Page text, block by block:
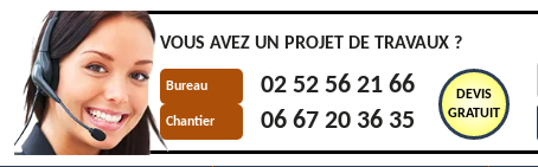
VOUS AVEZ UN PROJET DE TRAVAUX ?
Bureau 02 52 56 21 66
Chantier 06 67 20 36 35
DEVIS
GRATUIT